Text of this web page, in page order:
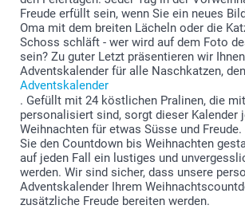
Freude erfüllt sein, wenn Sie ein neues
Oma mit dem breiten Lächeln oder die
Schoss schläft - wer wird auf dem Foto
sein? Zu guter Letzt präsentieren wir
Adventskalender für alle Naschkatzen, den
Adventskalender
. Gefüllt mit 24 köstlichen Pralinen, die
personalisiert sind, sorgt dieser Kalender
Weihnachten für etwas Süsse und
Sie den Countdown bis Weihnachten
auf jeden Fall ein lustiges und
werden. Wir sind sicher, dass unsere
Adventskalender Ihrem
zusätzliche Freude bereiten werden.